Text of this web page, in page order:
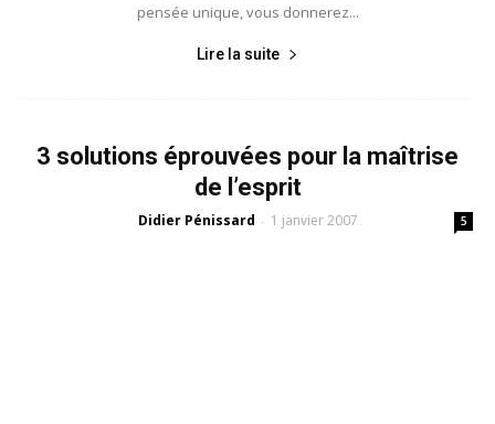
pensée unique, vous donnerez...
Lire la suite
3 solutions éprouvées pour la maîtrise
de l’esprit
Didier Pénissard - 1 janvier 2007 5